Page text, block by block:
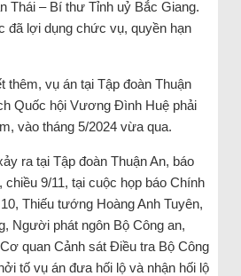
Thái – Bí thư Tỉnh uỷ Bắc Giang.
đã lợi dụng chức vụ, quyền hạn
thêm, vụ án tại Tập đoàn Thuận
Quốc hội Vương Đình Huệ phải
vào tháng 5/2024 vừa qua.
ra tại Tập đoàn Thuận An, báo
9/11, tại cuộc họp báo Chính
Thiếu tướng Hoàng Anh Tuyên,
Người phát ngôn Bộ Công an,
quan Cảnh sát Điều tra Bộ Công
tố vụ án đưa hối lộ và nhận hối lộ